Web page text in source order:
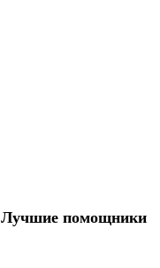
Лучшие помощники